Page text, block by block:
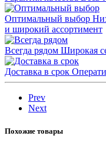
Оптимальный выбор
и широкий ассортимент
Всегда рядом Широкая
Доставка в срок
Prev
Next
Похожие товары